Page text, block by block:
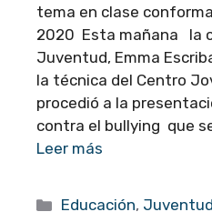
tema en clase
2020 Esta mañana la
Juventud, Emma
la técnica del Centro
procedió a la
contra el bullying que
Leer más
Categorías
Educación, Juventud